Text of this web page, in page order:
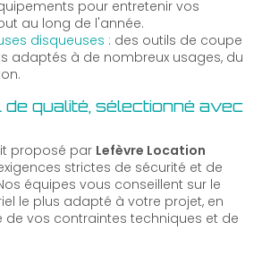
pour entretenir vos
au long de l'année.
disqueuses : des outils de coupe
adaptés à de nombreux usages, du
de qualité, sélectionné avec
proposé par Lefèvre Location
strictes de sécurité et de
équipes vous conseillent sur le
le plus adapté à votre projet, en
vos contraintes techniques et de